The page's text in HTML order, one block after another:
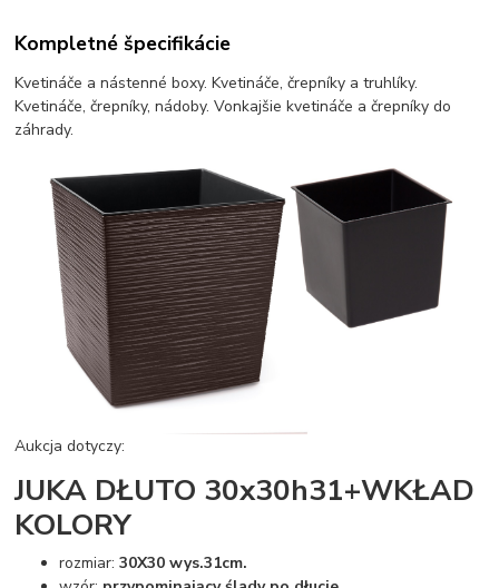
Kompletné špecifikácie
Kvetináče a nástenné boxy. Kvetináče, črepníky a truhlíky.
Kvetináče, črepníky, nádoby. Vonkajšie kvetináče a črepníky do
záhrady.
Aukcja dotyczy:
JUKA DŁUTO 30x30h31+WKŁAD
KOLORY
rozmiar:30X30 wys.31cm.